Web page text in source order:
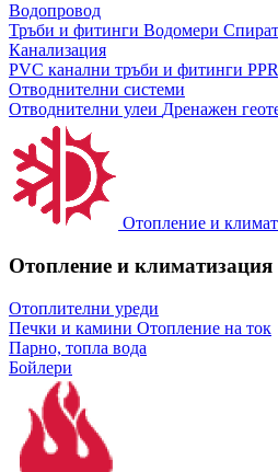
Водопровод
Тръби и фитинги Водомери
Канализация
PVC канални тръби и фитинги
Отводнителни системи
Отводнителни улеи Дренажен
Отопление и
Отопление и климатизация
Отоплителни уреди
Печки и камини Отопление на ток
Парно, топла вода
Бойлери